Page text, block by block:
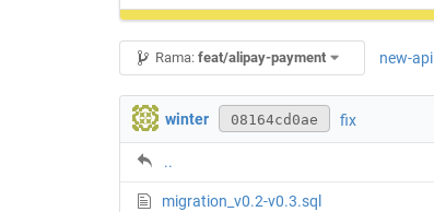
Rama:feat/alipay-payment new-api
winter 08164cd0ae fix
..
migration_v0.2-v0.3.sql